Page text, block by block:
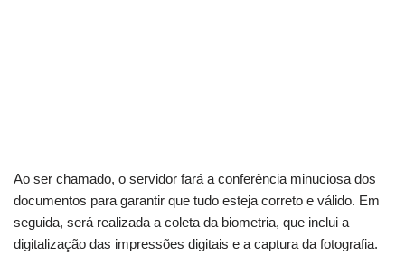
Ao ser chamado, o servidor fará a conferência minuciosa dos
documentos para garantir que tudo esteja correto e válido. Em
seguida, será realizada a coleta da biometria, que inclui a
digitalização das impressões digitais e a captura da fotografia.